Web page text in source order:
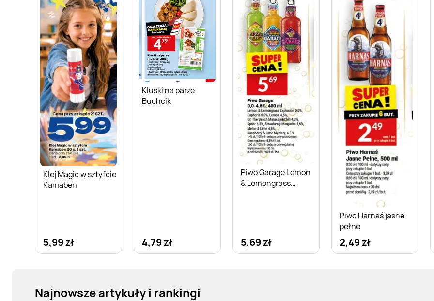
Klej Magic w sztyfcie
Kamaben
5,99 zł
Kluski na parze
Buchcik
4,79 zł
Piwo Garage Lemon
& Lemongrass
5,69 zł
Piwo Harnaś jasne
pełne
2,49 zł
Najnowsze artykuły i rankingi